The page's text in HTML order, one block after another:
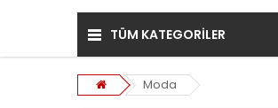
TÜM KATEGORİLER
Moda